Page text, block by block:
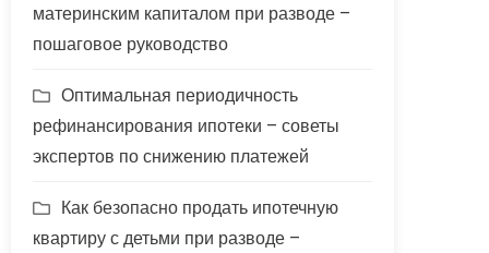
материнским капиталом при разводе –
пошаговое руководство
Оптимальная периодичность
рефинансирования ипотеки – советы
экспертов по снижению платежей
Как безопасно продать ипотечную
квартиру с детьми при разводе –